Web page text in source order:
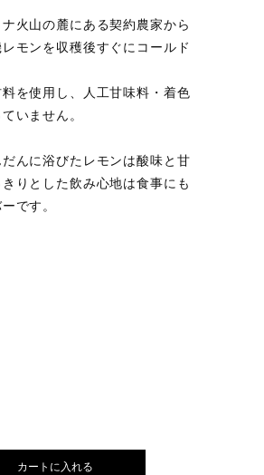
火山の麓にある契約農家から
モンを収穫後すぐにコールド
を使用し、人工甘味料・着色
いません。
んに浴びたレモンは酸味と甘
りとした飲み心地は食事にも
です。
カートに入れる